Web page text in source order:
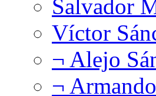
Salvador
Víctor
¬ Alejo
¬